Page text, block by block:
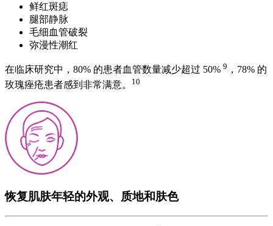
鲜红斑痣
腿部静脉
毛细血管破裂
弥漫性潮红
在临床研究中，80% 的患者血管数量减少超过 50% 9 ，78% 的
玫瑰痤疮患者感到非常满意。
10
恢复肌肤年轻的外观、质地和肤色